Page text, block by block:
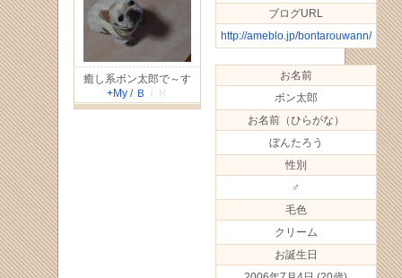
癒し系ボン太郎で～す
+My/ Ｂ ＩＨ
ブログURL
http://ameblo.jp/bontarouwann/
お名前
ボン太郎
お名前（ひらがな）
ぼんたろう
性別
♂
毛色
クリーム
お誕生日